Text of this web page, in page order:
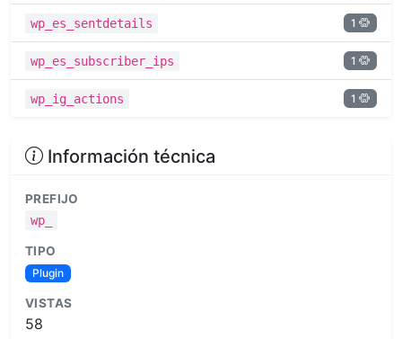
wp_es_sentdetails 1
wp_es_subscriber_ips 1
wp_ig_actions 1
Información técnica
PREFIJO
wp_
TIPO
Plugin
VISTAS
58